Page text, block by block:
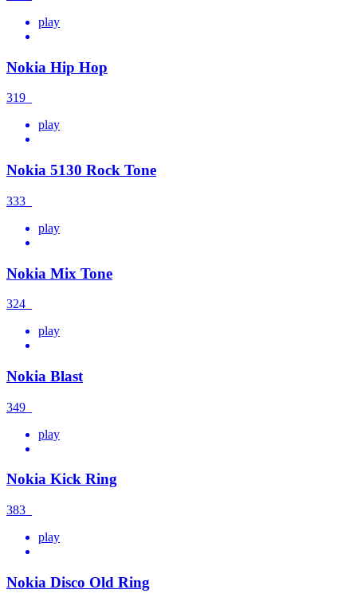
play
Nokia Hip Hop
319
play
Nokia 5130 Rock Tone
333
play
Nokia Mix Tone
324
play
Nokia Blast
349
play
Nokia Kick Ring
383
play
Nokia Disco Old Ring